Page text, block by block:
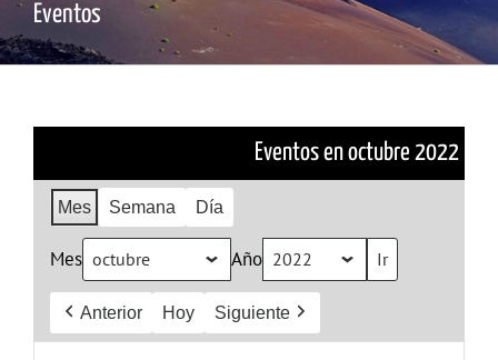
Eventos
Eventos en octubre 2022
Mes Semana Día
Mes Año
Anterior Hoy Siguiente